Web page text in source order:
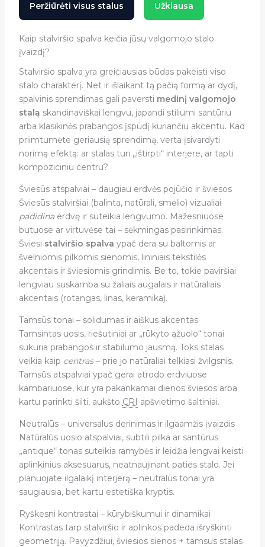
Peržiūrėti visus stalus Užklausa
Kaip stalviršio spalva keičia jūsų valgomojo stalo
įvaizdį?
Stalviršio spalva yra greičiausias būdas pakeisti viso
stalo charakterį. Net ir išlaikant tą pačią formą ar dydį,
spalvinis sprendimas gali paversti medinį valgomojo
stalą skandinaviškai lengvu, japandi stiliumi santūriu
arba klasikinės prabangos įspūdį kuriančiu akcentu. Kad
priimtumėte geriausią sprendimą, verta įsivardyti
norimą efektą: ar stalas turi „ištirpti“ interjere, ar tapti
kompoziciniu centru?
Šviesūs atspalviai – daugiau erdvės pojūčio ir šviesos
Šviesūs stalviršiai (balinta, natūrali, smėlio) vizualiai
padidinaerdvę ir suteikia lengvumo. Mažesniuose
butuose ar virtuvėse tai – sėkmingas pasirinkimas.
Šviesi stalviršio spalva ypač dera su baltomis ar
švelniomis pilkomis sienomis, lininiais tekstilės
akcentais ir šviesiomis grindimis. Be to, tokie paviršiai
lengviau suskamba su žaliais augalais ir natūraliais
akcentais (rotangas, linas, keramika).
Tamsūs tonai – solidumas ir aiškus akcentas
Tamsintas uosis, riešutiniai ar „rūkyto ąžuolo“ tonai
sukuria prabangos ir stabilumo jausmą. Toks stalas
veikia kaip centras– prie jo natūraliai telkiasi žvilgsnis.
Tamsūs atspalviai ypač gerai atrodo erdviuose
kambariuose, kur yra pakankamai dienos šviesos arba
kartu parinkti šilti, aukšto CRI apšvietimo šaltiniai.
Neutralūs – universalus derinimas ir ilgaamžis įvaizdis
Natūralūs uosio atspalviai, subtili pilka ar santūrus
„antique“ tonas suteikia ramybės ir leidžia lengvai keisti
aplinkinius aksesuarus, neatnaujinant paties stalo. Jei
planuojate ilgalaikį interjerą – neutralūs tonai yra
saugiausia, bet kartu estetiška kryptis.
Ryškesni kontrastai – kūrybiškumui ir dinamikai
Kontrastas tarp stalviršio ir aplinkos padeda išryškinti
geometriją. Pavyzdžiui, šviesios sienos + tamsus stalas